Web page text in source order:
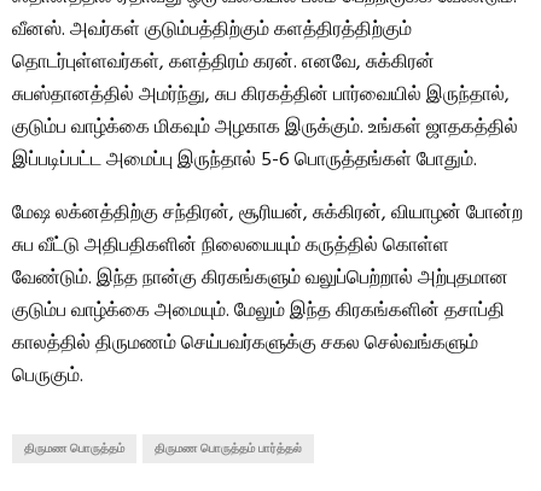
வீனஸ். அவர்கள் குடும்பத்திற்கும் களத்திரத்திற்கும்
தொடர்புள்ளவர்கள், களத்திரம் கரன். எனவே, சுக்கிரன்
சுபஸ்தானத்தில் அமர்ந்து, சுப கிரகத்தின் பார்வையில் இருந்தால்,
குடும்ப வாழ்க்கை மிகவும் அழகாக இருக்கும். உங்கள் ஜாதகத்தில்
இப்படிப்பட்ட அமைப்பு இருந்தால் 5-6 பொருத்தங்கள் போதும்.
மேஷ லக்னத்திற்கு சந்திரன், சூரியன், சுக்கிரன், வியாழன் போன்ற
சுப வீட்டு அதிபதிகளின் நிலையையும் கருத்தில் கொள்ள
வேண்டும். இந்த நான்கு கிரகங்களும் வலுப்பெற்றால் அற்புதமான
குடும்ப வாழ்க்கை அமையும். மேலும் இந்த கிரகங்களின் தசாப்தி
காலத்தில் திருமணம் செய்பவர்களுக்கு சகல செல்வங்களும்
பெருகும்.
திருமண பொருத்தம் திருமண பொருத்தம் பார்த்தல்